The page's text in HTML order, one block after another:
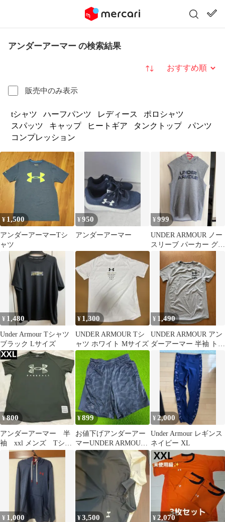
アンダーアーマー の検索結果
販売中のみ表示
並び替え
tシャツ ハーフパンツ レディース
ポロシャツ
スパッツ
キャップ ヒートギア タンクトップ
パンツ
コンプレッション
¥ 1,500
アンダーアーマーTシ
ャツ
¥950
アンダーアーマー
¥999
UNDER ARMOUR ノー
スリーブ パーカー グレ
ー Ｓサイズ
¥ 1,480
Under Armour Tシャツ
ブラック Lサイズ
¥ 1,300
UNDER ARMOUR Tシ
ャツ ホワイト Mサイズ
¥ 1,490
UNDER ARMOUR アン
ダーアーマー 半袖 トレ
ーニングTシャツ グレ
¥800
アンダーアーマー 半
袖 xxl メンズ Tシャ
ツ トップス ベース
ボール
¥899
お値下げアンダーアー
マーUNDER ARMOUR
Mサイズハーフパンツ
¥2,000
Under Armour レギンス
ネイビー XL
¥ 1,000 ¥3,500 ¥2,070